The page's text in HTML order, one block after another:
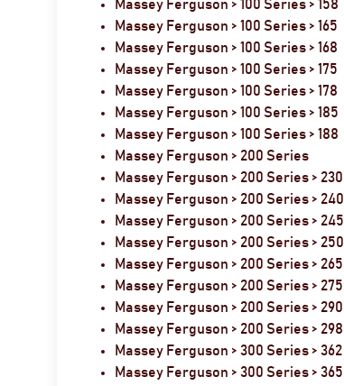
Massey Ferguson > 100 Series > 158
Massey Ferguson > 100 Series > 165
Massey Ferguson > 100 Series > 168
Massey Ferguson > 100 Series > 175
Massey Ferguson > 100 Series > 178
Massey Ferguson > 100 Series > 185
Massey Ferguson > 100 Series > 188
Massey Ferguson > 200 Series
Massey Ferguson > 200 Series > 230
Massey Ferguson > 200 Series > 240
Massey Ferguson > 200 Series > 245
Massey Ferguson > 200 Series > 250
Massey Ferguson > 200 Series > 265
Massey Ferguson > 200 Series > 275
Massey Ferguson > 200 Series > 290
Massey Ferguson > 200 Series > 298
Massey Ferguson > 300 Series > 362
Massey Ferguson > 300 Series > 365